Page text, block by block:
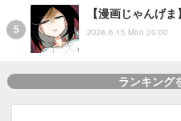
【漫画じゃんげ
2026.6.15 Mon 20:00
ランキング